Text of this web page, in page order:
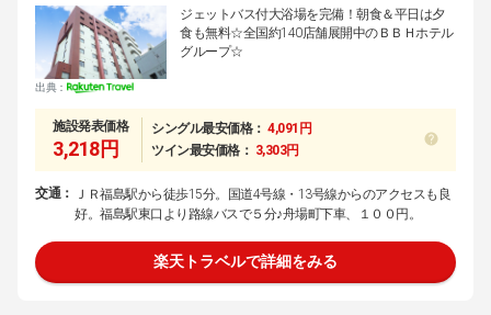
出典：
ジェットバス付大浴場を完備！朝食＆平日は夕
食も無料☆全国約140店舗展開中のＢＢＨホテル
グループ☆
施設発表価格
3,218円
シングル最安価格： 4,091円
ツイン最安価格： 3,303円
交通：
ＪＲ福島駅から徒歩15分。国道4号線・13号線からのアクセスも良
好。福島駅東口より路線バスで５分♪舟場町下車、１００円。
楽天トラベルで詳細をみる